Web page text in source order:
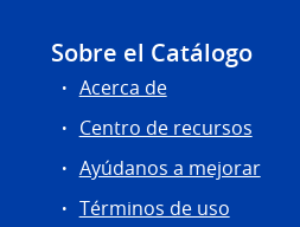
Sobre el Catálogo
Acerca de
Centro de recursos
Ayúdanos a mejorar
Términos de uso